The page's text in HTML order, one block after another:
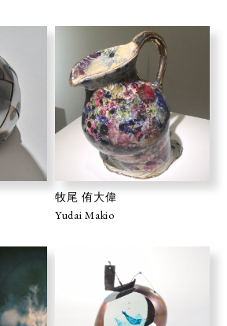
牧尾 侑大偉
Yudai Makio